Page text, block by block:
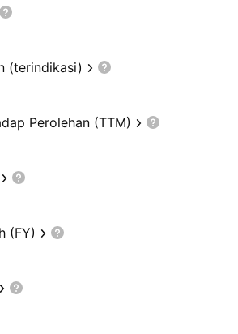
(terindikasi)
Perolehan (TTM)
(FY)